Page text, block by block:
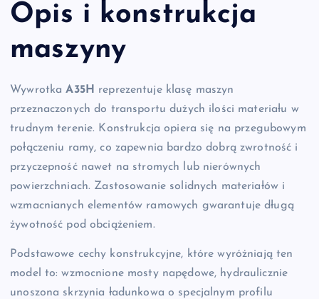
Opis i konstrukcja
maszyny
WywrotkaA35H
reprezentuje klasę maszyn
przeznaczonych do transportu dużych ilości materiału w
trudnym terenie. Konstrukcja opiera się na przegubowym
połączeniu ramy, co zapewnia bardzo dobrą zwrotność i
przyczepność nawet na stromych lub nierównych
powierzchniach. Zastosowanie solidnych materiałów i
wzmacnianych elementów ramowych gwarantuje długą
żywotność pod obciążeniem.
Podstawowe cechy konstrukcyjne, które wyróżniają ten
model to: wzmocnione mosty napędowe, hydraulicznie
unoszona skrzynia ładunkowa o specjalnym profilu